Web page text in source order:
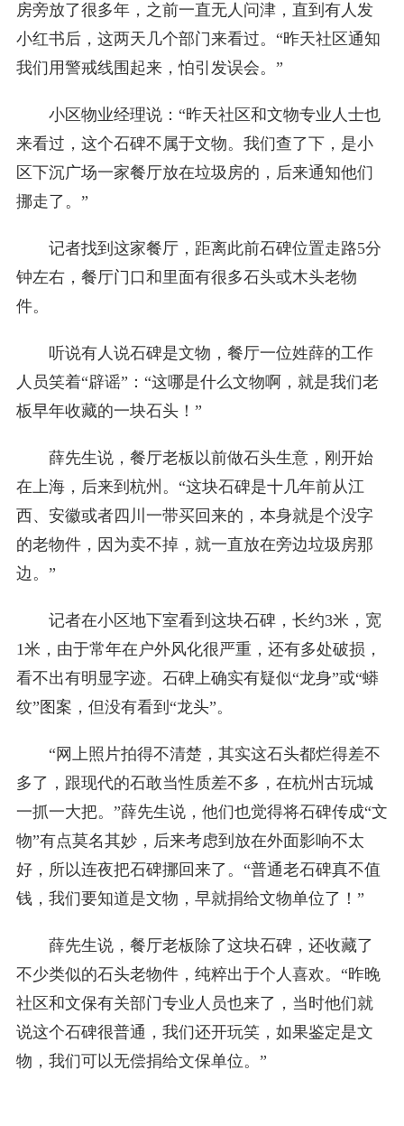
房旁放了很多年，之前一直无人问津，直到有人发
小红书后，这两天几个部门来看过。“昨天社区通知
我们用警戒线围起来，怕引发误会。”
小区物业经理说：“昨天社区和文物专业人士也
来看过，这个石碑不属于文物。我们查了下，是小
区下沉广场一家餐厅放在垃圾房的，后来通知他们
挪走了。”
记者找到这家餐厅，距离此前石碑位置走路5分
钟左右，餐厅门口和里面有很多石头或木头老物
件。
听说有人说石碑是文物，餐厅一位姓薛的工作
人员笑着“辟谣”：“这哪是什么文物啊，就是我们老
板早年收藏的一块石头！”
薛先生说，餐厅老板以前做石头生意，刚开始
在上海，后来到杭州。“这块石碑是十几年前从江
西、安徽或者四川一带买回来的，本身就是个没字
的老物件，因为卖不掉，就一直放在旁边垃圾房那
边。”
记者在小区地下室看到这块石碑，长约3米，宽
1米，由于常年在户外风化很严重，还有多处破损，
看不出有明显字迹。石碑上确实有疑似“龙身”或“蟒
纹”图案，但没有看到“龙头”。
“网上照片拍得不清楚，其实这石头都烂得差不
多了，跟现代的石敢当性质差不多，在杭州古玩城
一抓一大把。”薛先生说，他们也觉得将石碑传成“文
物”有点莫名其妙，后来考虑到放在外面影响不太
好，所以连夜把石碑挪回来了。“普通老石碑真不值
钱，我们要知道是文物，早就捐给文物单位了！”
薛先生说，餐厅老板除了这块石碑，还收藏了
不少类似的石头老物件，纯粹出于个人喜欢。“昨晚
社区和文保有关部门专业人员也来了，当时他们就
说这个石碑很普通，我们还开玩笑，如果鉴定是文
物，我们可以无偿捐给文保单位。”